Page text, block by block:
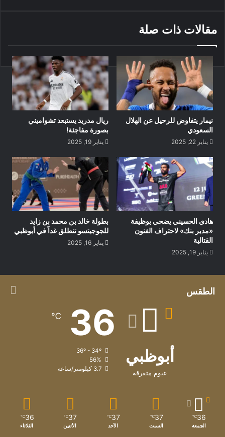
مقالات ذات صلة
نيمار يتفاوض للرحيل عن الهلال
السعودي
يناير 22, 2025
ريال مدريد يستبعد تشواميني
بصورة مفاجئة!
يناير 19, 2025
هادي الحسيني يضحي بوظيفة
«مدير بنك» لاحتراف الفنون
القتالية
يناير 19, 2025
بطولة خالد بن محمد بن زايد
للجوجيتسو تنطلق غداً في أبوظبي
يناير 16, 2025
الطقس
أبوظبي
غيوم متفرقة
36
℃
36º - 34º
56%
3.7 كيلومتر/ساعة
36
℃
الجمعة
37
℃
السبت
37
℃
الأحد
37
℃
الأثنين
36
℃
الثلاثاء